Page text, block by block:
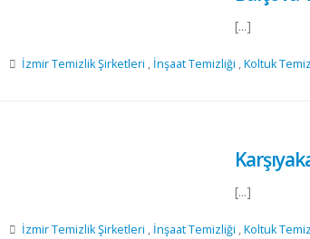
[...]
İzmir Temizlik Şirketleri , İnşaat Temizliği ,Koltuk
[...]
İzmir Temizlik Şirketleri , İnşaat Temizliği ,Koltuk